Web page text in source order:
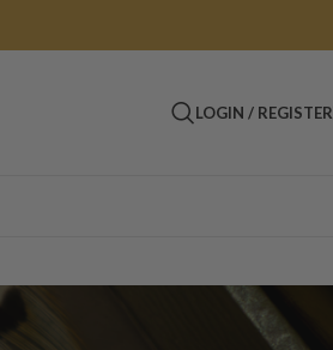
LOGIN / REGISTER